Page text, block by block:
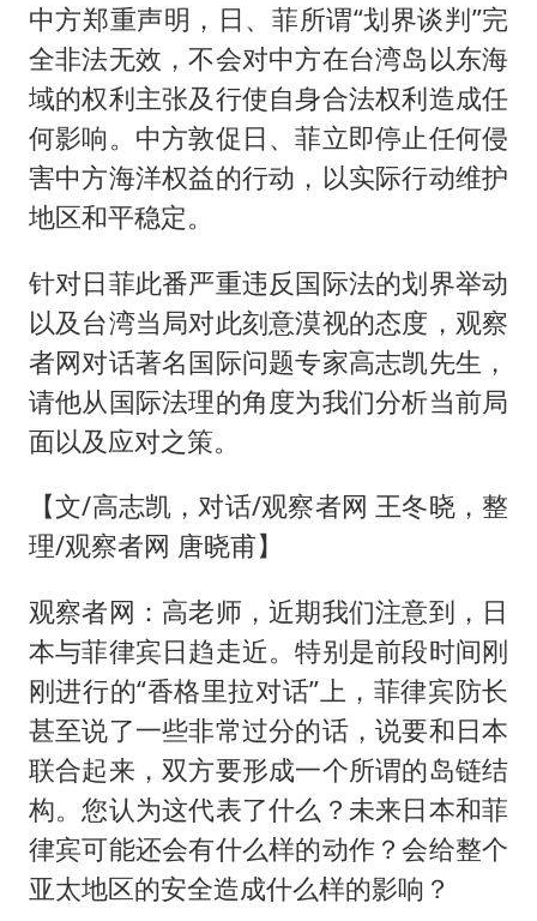
中方郑重声明，日、菲所谓“划界谈判”完
全非法无效，不会对中方在台湾岛以东海
域的权利主张及行使自身合法权利造成任
何影响。中方敦促日、菲立即停止任何侵
害中方海洋权益的行动，以实际行动维护
地区和平稳定。
针对日菲此番严重违反国际法的划界举动
以及台湾当局对此刻意漠视的态度，观察
者网对话著名国际问题专家高志凯先生，
请他从国际法理的角度为我们分析当前局
面以及应对之策。
【文/高志凯，对话/观察者网 王冬晓，整
理/观察者网 唐晓甫】
观察者网：高老师，近期我们注意到，日
本与菲律宾日趋走近。特别是前段时间刚
刚进行的“香格里拉对话”上，菲律宾防长
甚至说了一些非常过分的话，说要和日本
联合起来，双方要形成一个所谓的岛链结
构。您认为这代表了什么？未来日本和菲
律宾可能还会有什么样的动作？会给整个
亚太地区的安全造成什么样的影响？